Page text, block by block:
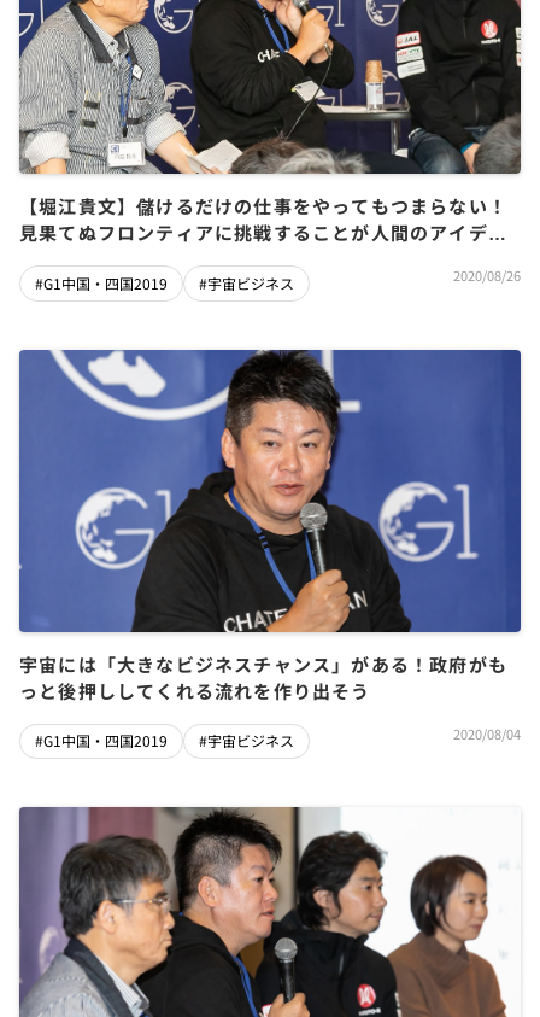
【堀江貴文】儲けるだけの仕事をやってもつまらない！
見果てぬフロンティアに挑戦することが人間のアイデン
ティティである
#G1中国・四国2019 #宇宙ビジネス 2020/08/26
宇宙には「大きなビジネスチャンス」がある！政府がも
っと後押ししてくれる流れを作り出そう
#G1中国・四国2019 #宇宙ビジネス 2020/08/04